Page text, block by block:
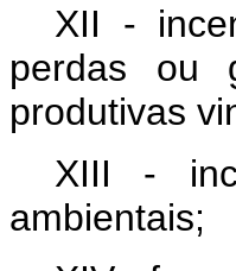
XII -
perdas ou
produtivas
XIII -
ambientais;